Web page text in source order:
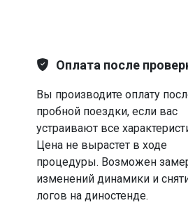
Оплата после
Вы производите оплату
пробной поездки, если вас
устраивают все
Цена не вырастет в ходе
процедуры. Возможен
изменений динамики и
логов на диностенде.